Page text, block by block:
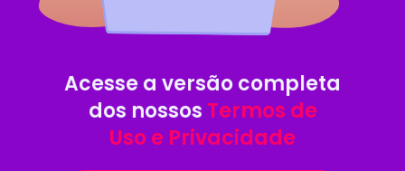
Acesse a versão completa
dos nossos Termos de
Uso e Privacidade